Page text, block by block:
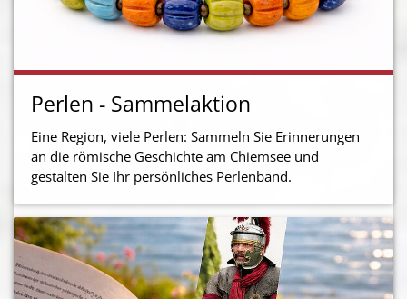
Perlen - Sammelaktion
Eine Region, viele Perlen: Sammeln Sie Erinnerungen
an die römische Geschichte am Chiemsee und
gestalten Sie Ihr persönliches Perlenband.